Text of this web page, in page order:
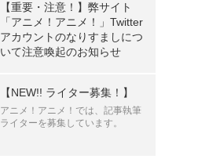
【重要・注意！】弊サイト
「アニメ！アニメ！」Twitter
アカウントのなりすましにつ
いて注意喚起のお知らせ
【NEW!! ライター募集！】
アニメ！アニメ！では、記事執筆
ライターを募集しています。